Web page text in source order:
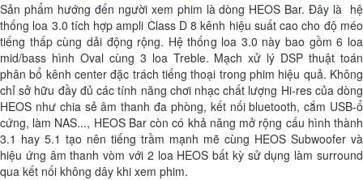
Sản phẩm hướng đến người xem phim là dòng HEOS Bar. Đây là hệ
thống loa 3.0 tích hợp ampli Class D 8 kênh hiệu suất cao cho độ méo
tiếng thấp cùng dải động rộng. Hệ thống loa 3.0 này bao gồm 6 loa
mid/bass hình Oval cùng 3 loa Treble. Mạch xử lý DSP thuật toán
phân bổ kênh center đặc trách tiếng thoại trong phim hiệu quả. Không
chỉ sở hữu đầy đủ các tính năng chơi nhạc chất lượng Hi-res của dòng
HEOS như chia sẻ âm thanh đa phòng, kết nối bluetooth, cắm USB-ổ
cứng, làm NAS..., HEOS Bar còn có khả năng mở rộng cấu hình thành
3.1 hay 5.1 tạo nên tiếng trầm mạnh mẽ cùng HEOS Subwoofer và
hiệu ứng âm thanh vòm với 2 loa HEOS bất kỳ sử dụng làm surround
qua kết nối không dây khi xem phim.